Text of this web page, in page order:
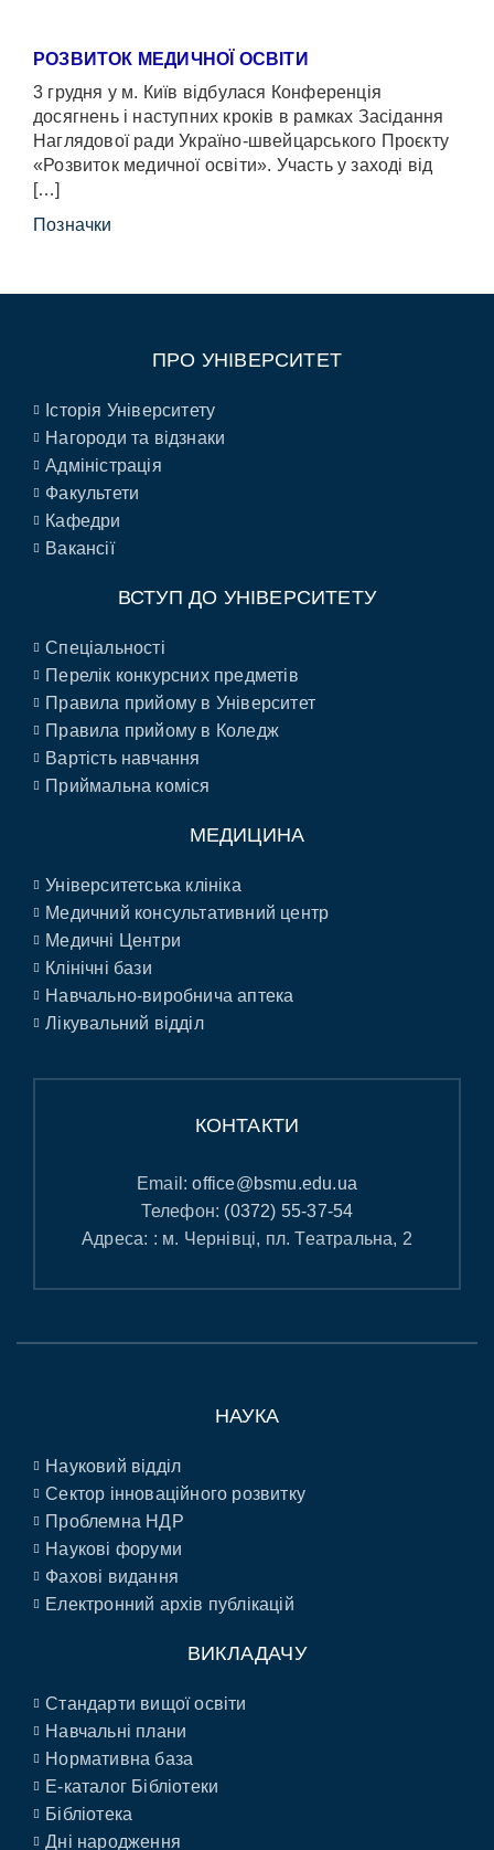
РОЗВИТОК МЕДИЧНОЇ ОСВІТИ
3 грудня у м. Київ відбулася Конференція
досягнень і наступних кроків в рамках Засідання
Наглядової ради Україно-швейцарського Проєкту
«Розвиток медичної освіти». Участь у заході від
[…]
Позначки
ПРО УНІВЕРСИТЕТ
Історія Університету
Нагороди та відзнаки
Адміністрація
Факультети
Кафедри
Вакансії
ВСТУП ДО УНІВЕРСИТЕТУ
Спеціальності
Перелік конкурсних предметів
Правила прийому в Університет
Правила прийому в Коледж
Вартість навчання
Приймальна коміся
МЕДИЦИНА
Університетська клініка
Медичний консультативний центр
Медичні Центри
Клінічні бази
Навчально-виробнича аптека
Лікувальний відділ
КОНТАКТИ
Email:office@bsmu.edu.ua
Телефон: (0372) 55-37-54
Адреса: : м. Чернівці, пл. Театральна, 2
НАУКА
Науковий відділ
Сектор інноваційного розвитку
Проблемна НДР
Наукові форуми
Фахові видання
Електронний архів публікацій
ВИКЛАДАЧУ
Стандарти вищої освіти
Навчальні плани
Нормативна база
E-каталог Бібліотеки
Бібліотека
Дні народження